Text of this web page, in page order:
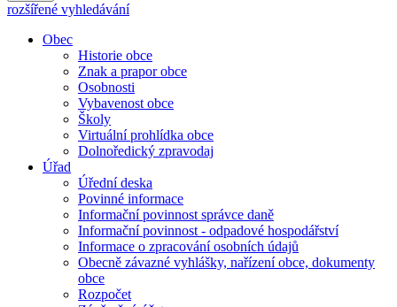
rozšířené vyhledávání
Obec
Historie obce
Znak a prapor obce
Osobnosti
Vybavenost obce
Školy
Virtuální prohlídka obce
Dolnoředický zpravodaj
Úřad
Úřední deska
Povinné informace
Informační povinnost správce daně
Informační povinnost - odpadové hospodářství
Informace o zpracování osobních údajů
Obecně závazné vyhlášky, nařízení obce, dokumenty
obce
Rozpočet